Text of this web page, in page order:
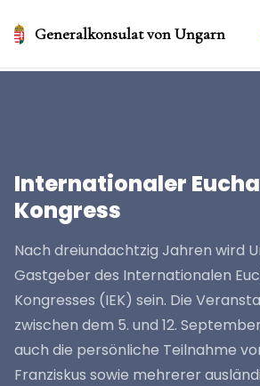
Generalkonsulat von Ungarn
Internationaler
Kongress
Nach dreiundachtzig Jahren wird
Gastgeber des Internationalen
Kongresses (IEK) sein. Die
zwischen dem 5. und 12.
auch die persönliche Teilnahme
Franziskus sowie mehrerer